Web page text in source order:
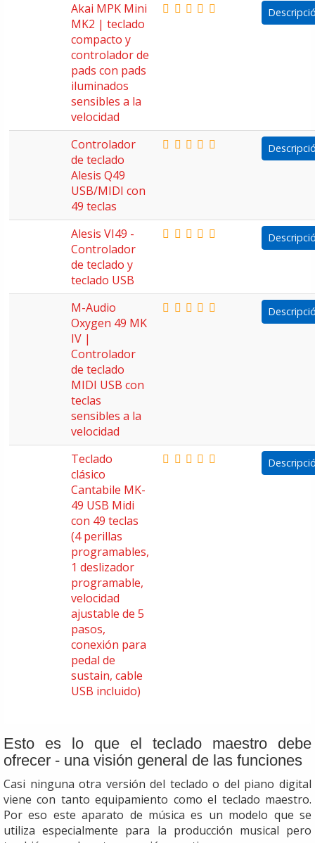
Akai MPK Mini
MK2 | teclado
compacto y
controlador de
pads con pads
iluminados
sensibles a la
velocidad
Controlador
de teclado
Alesis Q49
USB/MIDI con
49 teclas
Alesis VI49 -
Controlador
de teclado y
teclado USB
M-Audio
Oxygen 49 MK
IV |
Controlador
de teclado
MIDI USB con
teclas
sensibles a la
velocidad
Teclado
clásico
Cantabile MK-
49 USB Midi
con 49 teclas
(4 perillas
programables,
1 deslizador
programable,
velocidad
ajustable de 5
pasos,
conexión para
pedal de
sustain, cable
USB incluido)
Esto es lo que el teclado maestro debe
ofrecer - una visión general de las funciones
Casi ninguna otra versión del teclado o del piano digital
viene con tanto equipamiento como el teclado maestro.
Por eso este aparato de música es un modelo que se
utiliza especialmente para la producción musical pero